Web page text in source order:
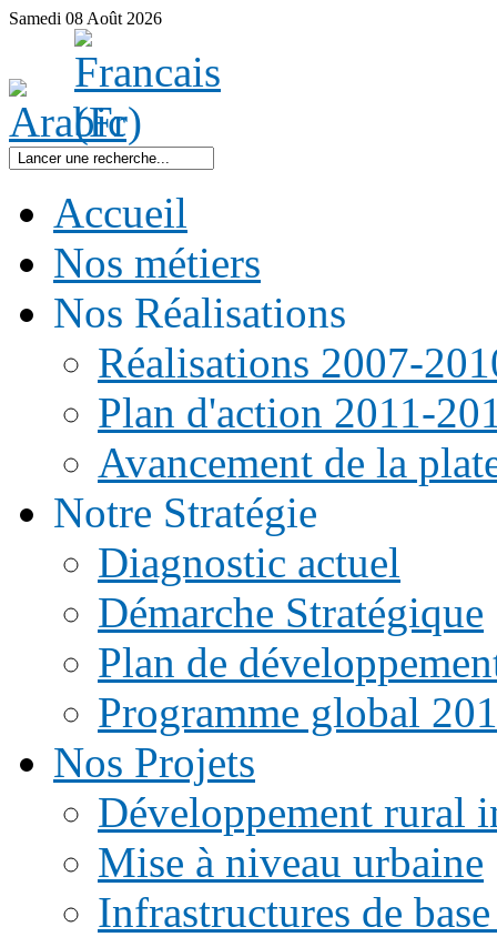
Samedi 08 Août 2026
Accueil
Nos métiers
Nos Réalisations
Réalisations 2007-
Plan d'action 2011-
Avancement de la
Notre Stratégie
Diagnostic actuel
Démarche Stratégique
Plan de
Programme global
Nos Projets
Développement rural
Mise à niveau urbaine
Infrastructures de